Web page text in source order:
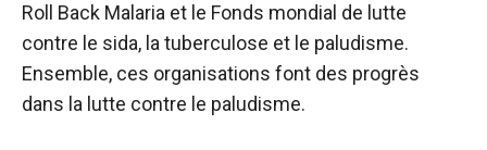
Roll Back Malaria et le Fonds mondial de lutte
contre le sida, la tuberculose et le paludisme.
Ensemble, ces organisations font des progrès
dans la lutte contre le paludisme.